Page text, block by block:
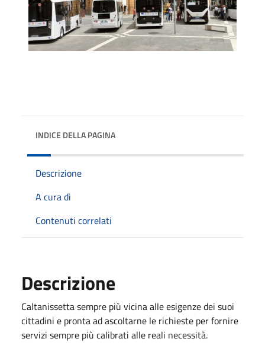
INDICE DELLA PAGINA
Descrizione
A cura di
Contenuti correlati
Descrizione
Caltanissetta sempre più vicina alle esigenze dei suoi
cittadini e pronta ad ascoltarne le richieste per fornire
servizi sempre più calibrati alle reali necessità.